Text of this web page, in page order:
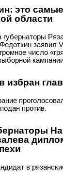
это
области
губернаторы
заявил
число
избран
против.
в